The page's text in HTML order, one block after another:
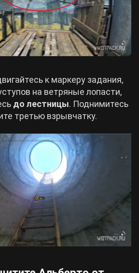
к маркеру задания,
на ветряные лопасти,
до лестницы. Поднимитесь
третью взрывчатку.